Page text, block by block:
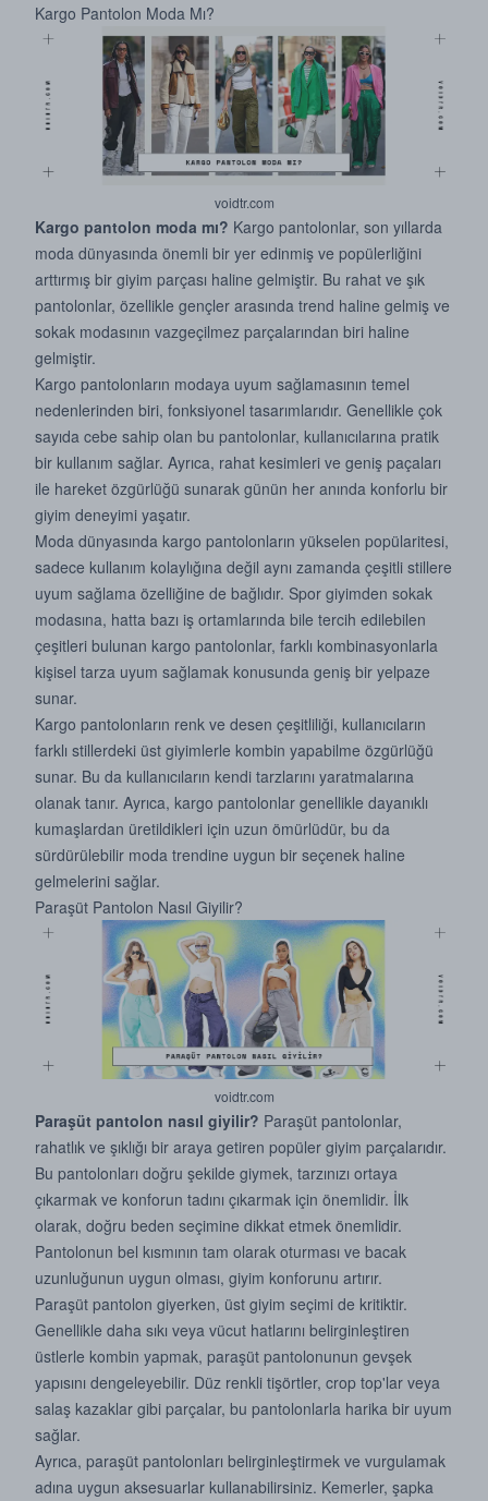
Kargo Pantolon Moda Mı?
voidtr.com
Kargo pantolon moda mı? Kargo pantolonlar, son yıllarda
moda dünyasında önemli bir yer edinmiş ve popülerliğini
arttırmış bir giyim parçası haline gelmiştir. Bu rahat ve şık
pantolonlar, özellikle gençler arasında trend haline gelmiş ve
sokak modasının vazgeçilmez parçalarından biri haline
gelmiştir.
Kargo pantolonların modaya uyum sağlamasının temel
nedenlerinden biri, fonksiyonel tasarımlarıdır. Genellikle çok
sayıda cebe sahip olan bu pantolonlar, kullanıcılarına pratik
bir kullanım sağlar. Ayrıca, rahat kesimleri ve geniş paçaları
ile hareket özgürlüğü sunarak günün her anında konforlu bir
giyim deneyimi yaşatır.
Moda dünyasında kargo pantolonların yükselen popülaritesi,
sadece kullanım kolaylığına değil aynı zamanda çeşitli stillere
uyum sağlama özelliğine de bağlıdır. Spor giyimden sokak
modasına, hatta bazı iş ortamlarında bile tercih edilebilen
çeşitleri bulunan kargo pantolonlar, farklı kombinasyonlarla
kişisel tarza uyum sağlamak konusunda geniş bir yelpaze
sunar.
Kargo pantolonların renk ve desen çeşitliliği, kullanıcıların
farklı stillerdeki üst giyimlerle kombin yapabilme özgürlüğü
sunar. Bu da kullanıcıların kendi tarzlarını yaratmalarına
olanak tanır. Ayrıca, kargo pantolonlar genellikle dayanıklı
kumaşlardan üretildikleri için uzun ömürlüdür, bu da
sürdürülebilir moda trendine uygun bir seçenek haline
gelmelerini sağlar.
Paraşüt Pantolon Nasıl Giyilir?
voidtr.com
Paraşüt pantolon nasıl giyilir? Paraşüt pantolonlar,
rahatlık ve şıklığı bir araya getiren popüler giyim parçalarıdır.
Bu pantolonları doğru şekilde giymek, tarzınızı ortaya
çıkarmak ve konforun tadını çıkarmak için önemlidir. İlk
olarak, doğru beden seçimine dikkat etmek önemlidir.
Pantolonun bel kısmının tam olarak oturması ve bacak
uzunluğunun uygun olması, giyim konforunu artırır.
Paraşüt pantolon giyerken, üst giyim seçimi de kritiktir.
Genellikle daha sıkı veya vücut hatlarını belirginleştiren
üstlerle kombin yapmak, paraşüt pantolonunun gevşek
yapısını dengeleyebilir. Düz renkli tişörtler, crop top'lar veya
salaş kazaklar gibi parçalar, bu pantolonlarla harika bir uyum
sağlar.
Ayrıca, paraşüt pantolonları belirginleştirmek ve vurgulamak
adına uygun aksesuarlar kullanabilirsiniz. Kemerler, şapka